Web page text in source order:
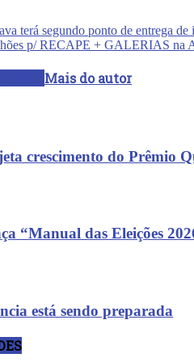
terá segundo ponto de entrega
p/ RECAPE + GALERIAS na
Mais do autor
crescimento do Prêmio
“Manual das Eleições
está sendo preparada